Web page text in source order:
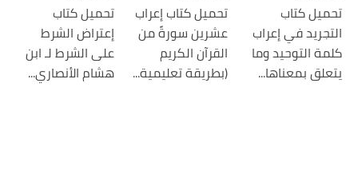
تحميل كتاب
التجريد في إعراب
كلمة التوحيد وما
يتعلق بمعناها...
تحميل كتاب إعراب
عشرين سورةً من
القرآن الكريم
(بطريقة تعليمية...
تحميل كتاب
إعتراض الشرط
على الشرط لـ ابن
هشام الأنصاري...